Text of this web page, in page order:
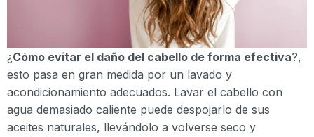
¿ Cómo evitar el daño del cabello de forma efectiva?,
esto pasa en gran medida por un lavado y
acondicionamiento adecuados. Lavar el cabello con
agua demasiado caliente puede despojarlo de sus
aceites naturales, llevándolo a volverse seco y